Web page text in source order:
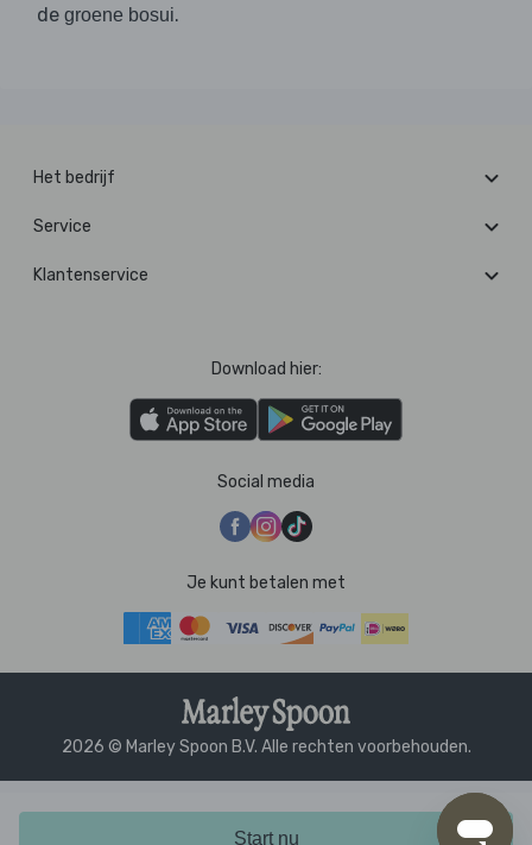
Start nu
de groene bosui.
Het bedrijf
Service
Klantenservice
Download hier:
Social media
Je kunt betalen met
2026 © Marley Spoon B.V. Alle rechten voorbehouden.